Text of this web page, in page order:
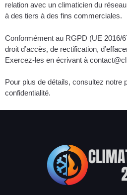
relation avec un climaticien du
à des tiers à des fins commerciales.
Conformément au RGPD (UE 2016/
droit d’accès, de rectification,
Exercez-les en écrivant à
Pour plus de détails, consultez notre
confidentialité.